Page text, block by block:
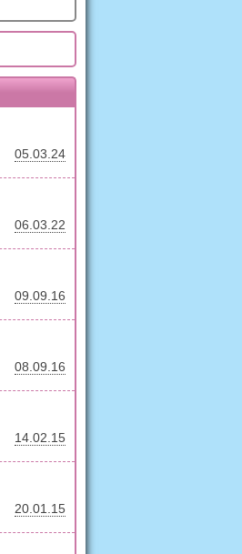
05.03.24
06.03.22
09.09.16
08.09.16
14.02.15
20.01.15